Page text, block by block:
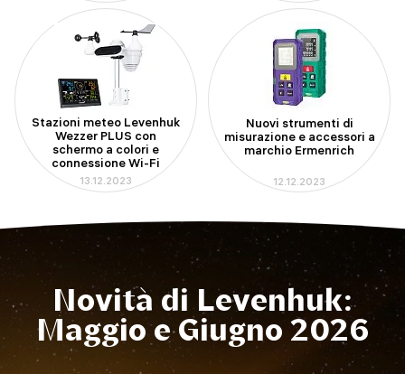
Stazioni meteo Levenhuk
Wezzer PLUS con
schermo a colori e
connessione Wi-Fi
13.12.2023
Nuovi strumenti di
misurazione e accessori a
marchio Ermenrich
12.12.2023
Novità di Levenhuk:
Maggio e Giugno 2026